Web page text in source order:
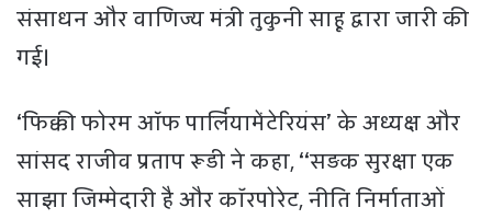
संसाधन और वाणिज्य मंत्री तुकुनी साहू द्वारा जारी की
गई।
‘फिक्की फोरम ऑफ पार्लियामेंटेरियंस’ के अध्यक्ष और
सांसद राजीव प्रताप रूडी ने कहा, ‘‘सड़क सुरक्षा एक
साझा जिम्मेदारी है और कॉरपोरेट, नीति निर्माताओं